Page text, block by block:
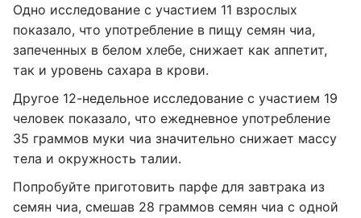
Одно исследование с участием 11 взрослых
показало, что употребление в пищу семян чиа,
запеченных в белом хлебе, снижает как аппетит,
так и уровень сахара в крови.
Другое 12-недельное исследование с участием 19
человек показало, что ежедневное употребление
35 граммов муки чиа значительно снижает массу
тела и окружность талии.
Попробуйте приготовить парфе для завтрака из
семян чиа, смешав 28 граммов семян чиа с одной